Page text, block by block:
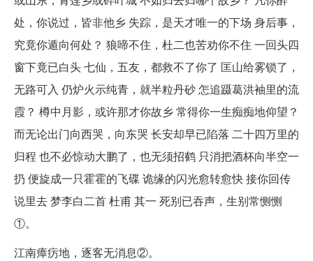
处，你说过，皆非他乡 失踪，是天才唯一的下场 身后事，
究竟你遁向何处？ 狼啼不住，杜二也苦劝你不住 一回头四
窗下竟已白头 七仙，五友，都救不了你了 匡山给雾锁了，
无路可入 仍炉火示纯青，就半粒丹砂 怎追蹑葛洪袖里的流
霞？ 樽中月影，或许那才你故乡 常得你一生痴痴地仰望？
而无论出门向西哭，向东哭 长安却早已陷落 二十四万里的
归程 也不必惊动大鹏了，也无须招鹤 只消把酒杯向半空一
扔 便旋成一只霍霍的飞碟 诡缘的闪光愈转愈快 接你回传
说里去 梦李白二首 杜甫 其一 死别已吞声，生别常恻恻
①。
江南瘴疠地，逐客无消息②。